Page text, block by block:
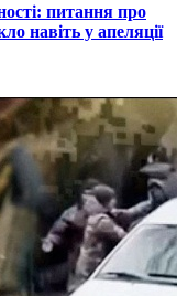
питання про
навіть у апеляції